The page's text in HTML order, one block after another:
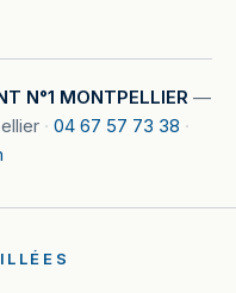
N°1 MONTPELLIER —
· 04 67 57 73 38 ·